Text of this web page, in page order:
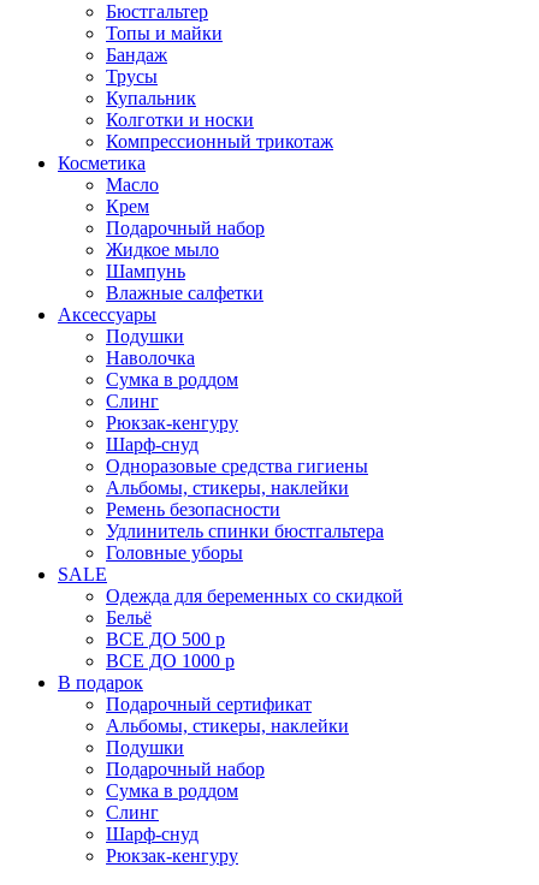
Бюстгальтер
Топы и майки
Бандаж
Трусы
Купальник
Колготки и носки
Компрессионный трикотаж
Косметика
Масло
Крем
Подарочный набор
Жидкое мыло
Шампунь
Влажные салфетки
Аксессуары
Подушки
Наволочка
Сумка в роддом
Cлинг
Рюкзак-кенгуру
Шарф-снуд
Одноразовые средства гигиены
Альбомы, стикеры, наклейки
Ремень безопасности
Удлинитель спинки бюстгальтера
Головные уборы
SALE
Одежда для беременных со скидкой
Бельё
ВСЕ ДО 500 р
ВСЕ ДО 1000 р
В подарок
Подарочный сертификат
Альбомы, стикеры, наклейки
Подушки
Подарочный набор
Сумка в роддом
Слинг
Шарф-снуд
Рюкзак-кенгуру